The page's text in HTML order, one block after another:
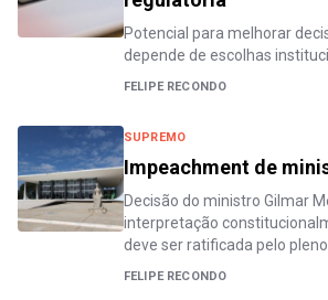
Potencial para melhorar
depende de escolhas
FELIPE RECONDO
SUPREMO
Impeachment de
Decisão do ministro Gilmar
interpretação
deve ser ratificada pelo pleno
FELIPE RECONDO